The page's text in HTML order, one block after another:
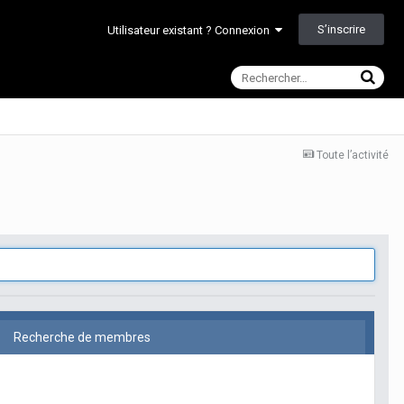
Utilisateur existant ? Connexion S’inscrire
Toute l’activité
Recherche de membres